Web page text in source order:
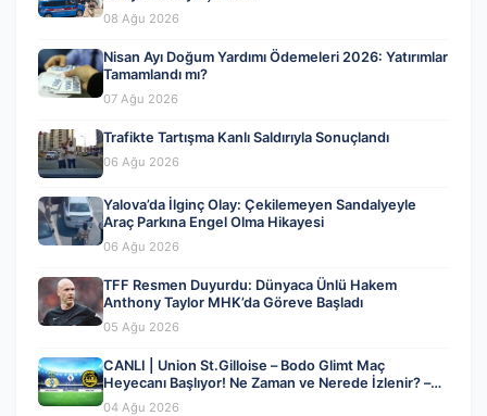
08 Ağu 2026
Nisan Ayı Doğum Yardımı Ödemeleri 2026: Yatırımlar
Tamamlandı mı?
07 Ağu 2026
Trafikte Tartışma Kanlı Saldırıyla Sonuçlandı
06 Ağu 2026
Yalova’da İlginç Olay: Çekilemeyen Sandalyeyle
Araç Parkına Engel Olma Hikayesi
06 Ağu 2026
TFF Resmen Duyurdu: Dünyaca Ünlü Hakem
Anthony Taylor MHK’da Göreve Başladı
05 Ağu 2026
CANLI | Union St.Gilloise – Bodo Glimt Maç
Heyecanı Başlıyor! Ne Zaman ve Nerede İzlenir? –
04 Ağustos 2026
04 Ağu 2026